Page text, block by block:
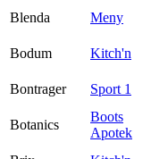
Blenda
Meny
Bodum
Kitch'n
Bontrager
Sport 1
Botanics
Boots
Apotek